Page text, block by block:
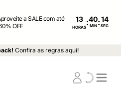
a SALE com até
OFF
13
HORAS: MIN : SEG
Confira as regras aqui!